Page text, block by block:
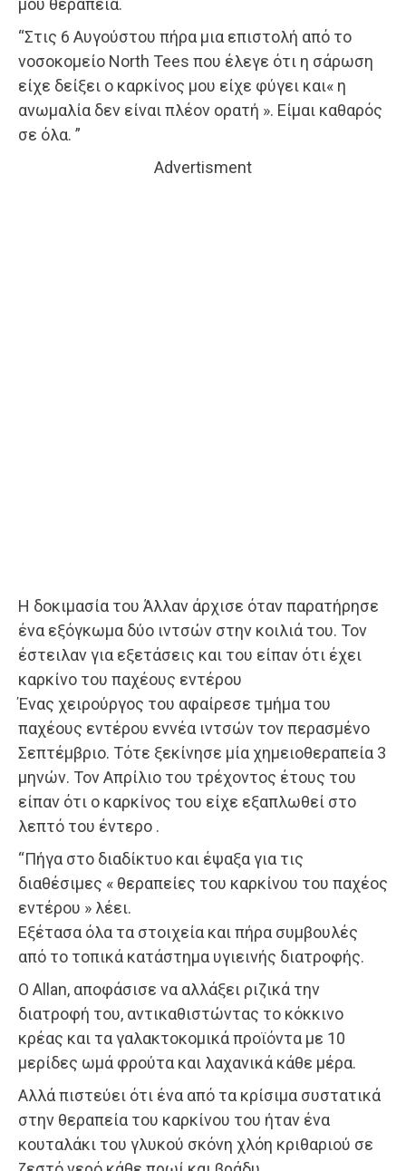
μου θεραπεία.
“Στις 6 Αυγούστου πήρα μια επιστολή από το
νοσοκομείο North Tees που έλεγε ότι η σάρωση
είχε δείξει ο καρκίνος μου είχε φύγει και« η
ανωμαλία δεν είναι πλέον ορατή ». Είμαι καθαρός
σε όλα. ”
Advertisment
Η δοκιμασία του Άλλαν άρχισε όταν παρατήρησε
ένα εξόγκωμα δύο ιντσών στην κοιλιά του. Τον
έστειλαν για εξετάσεις και του είπαν ότι έχει
καρκίνο του παχέους εντέρου
Ένας χειρούργος του αφαίρεσε τμήμα του
παχέους εντέρου εννέα ιντσών τον περασμένο
Σεπτέμβριο. Τότε ξεκίνησε μία χημειοθεραπεία 3
μηνών. Τον Απρίλιο του τρέχοντος έτους του
είπαν ότι ο καρκίνος του είχε εξαπλωθεί στο
λεπτό του έντερο .
“Πήγα στο διαδίκτυο και έψαξα για τις
διαθέσιμες « θεραπείες του καρκίνου του παχέος
εντέρου » λέει.
Εξέτασα όλα τα στοιχεία και πήρα συμβουλές
από το τοπικά κατάστημα υγιεινής διατροφής.
Ο Allan, αποφάσισε να αλλάξει ριζικά την
διατροφή του, αντικαθιστώντας το κόκκινο
κρέας και τα γαλακτοκομικά προϊόντα με 10
μερίδες ωμά φρούτα και λαχανικά κάθε μέρα.
Αλλά πιστεύει ότι ένα από τα κρίσιμα συστατικά
στην θεραπεία του καρκίνου του ήταν ένα
κουταλάκι του γλυκού σκόνη χλόη κριθαριού σε